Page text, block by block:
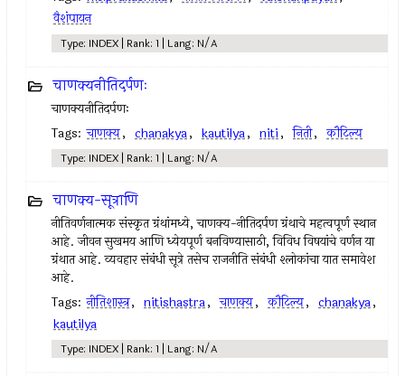
वैशंपायन
Type: INDEX | Rank: 1 | Lang: N/A
चाणक्यनीतिदर्पणः
चाणक्यनीतिदर्पणः
Tags: चाणक्य, chanakya, kautilya, niti, निती, कौटिल्य
Type: INDEX | Rank: 1 | Lang: N/A
चाणक्य-सूत्राणि
नीतिवर्णनात्मक संस्कृत ग्रंथांमध्ये, चाणक्य-नीतिदर्पण ग्रंथाचे महत्वपूर्ण स्थान
आहे. जीवन सुखमय आणि ध्येयपूर्ण बनविण्यासाठी, विविध विषयांचे वर्णन या
ग्रंथात आहे. व्यवहार संबंधी सूत्रे तसेच राजनीति संबंधी श्लोकांचा यात समावेश
आहे.
Tags: नीतिशास्त्र, nitishastra, चाणक्य, कौटिल्य, chanakya,
kautilya
Type: INDEX | Rank: 1 | Lang: N/A